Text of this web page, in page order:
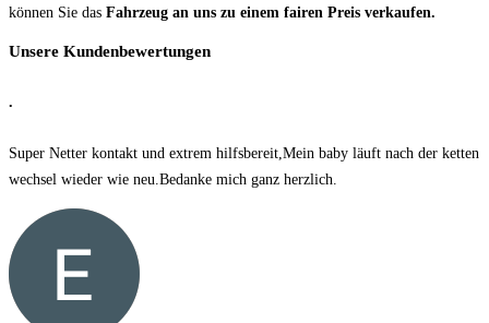
können Sie das Fahrzeug an uns zu einem fairen Preis verkaufen.
Unsere Kundenbewertungen
.
Super Netter kontakt und extrem hilfsbereit,Mein baby läuft nach der ketten
wechsel wieder wie neu.Bedanke mich ganz herzlich.